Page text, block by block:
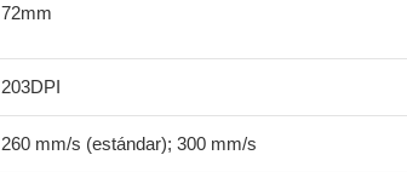
72mm
203DPI
260 mm/s (estándar); 300 mm/s